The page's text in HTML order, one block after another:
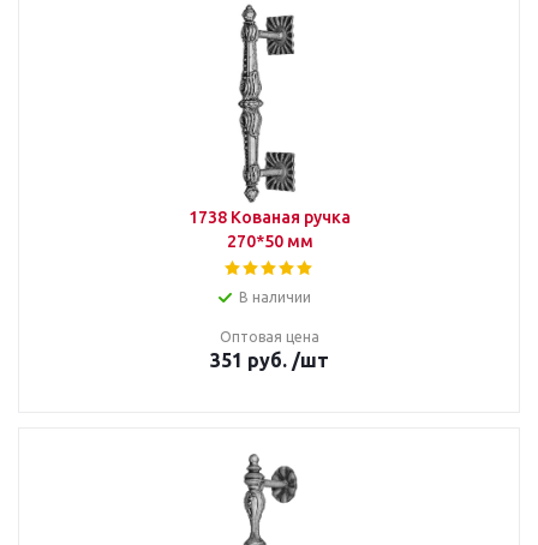
1738 Кованая ручка
270*50 мм
В наличии
Оптовая цена
351 руб. /шт